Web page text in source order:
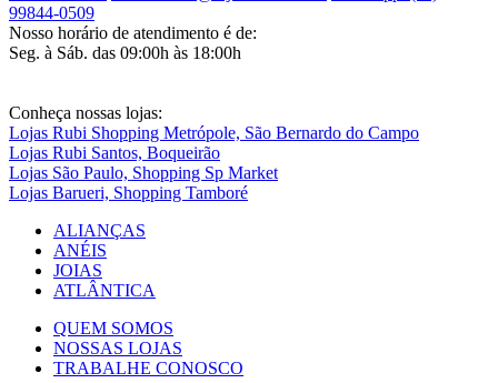
99844-0509
Nosso horário de atendimento é de:
Seg. à Sáb. das 09:00h às 18:00h
Conheça nossas lojas:
Lojas Rubi Shopping Metrópole, São Bernardo do Campo
Lojas Rubi Santos, Boqueirão
Lojas São Paulo, Shopping Sp Market
Lojas Barueri, Shopping Tamboré
ALIANÇAS
ANÉIS
JOIAS
ATLÂNTICA
QUEM SOMOS
NOSSAS LOJAS
TRABALHE CONOSCO